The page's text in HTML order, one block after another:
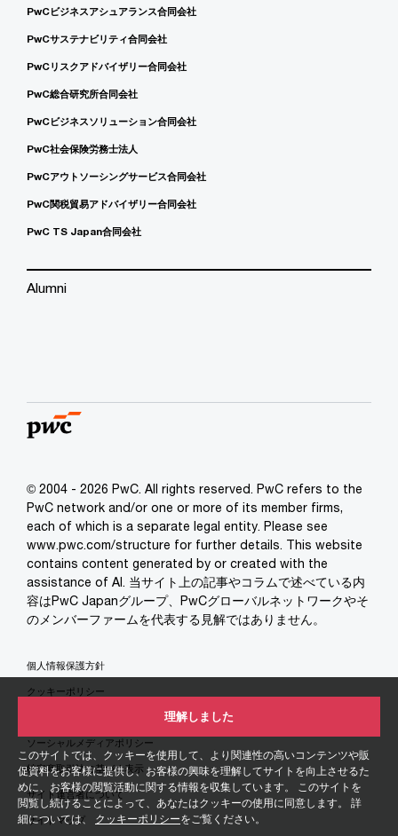
このサイトでは、クッキーを使用して、より関連性の高いコンテンツや販
促資料をお客様に提供し、お客様の興味を理解してサイトを向上させるた
めに、お客様の閲覧活動に関する情報を収集しています。 このサイトを
閲覧し続けることによって、あなたはクッキーの使用に同意します。 詳
細については、 クッキーポリシーをご覧ください。
理解しました
PwCビジネスアシュアランス合同会社
PwCサステナビリティ合同会社
PwCリスクアドバイザリー合同会社
PwC総合研究所合同会社
PwCビジネスソリューション合同会社
PwC社会保険労務士法人
PwCアウトソーシングサービス合同会社
PwC関税貿易アドバイザリー合同会社
PwC TS Japan合同会社
Alumni
© 2004 - 2026 PwC. All rights reserved. PwC refers to the
PwC network and/or one or more of its member firms,
each of which is a separate legal entity. Please see
www.pwc.com/structure for further details. This website
contains content generated by or created with the
assistance of AI. 当サイト上の記事やコラムで述べている内
容はPwC Japanグループ、PwCグローバルネットワークやそ
のメンバーファームを代表する見解ではありません。
個人情報保護方針
クッキーポリシー
ソーシャルメディアポリシー
特定商取引法に基づく表示
サイト運営者について
サイトマップ